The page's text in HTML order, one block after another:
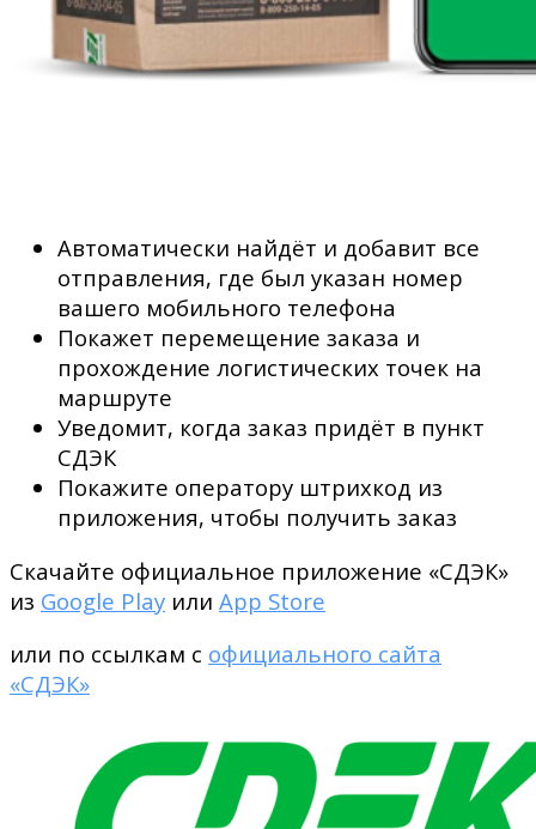
Автоматически найдёт и добавит все
отправления, где был указан номер
вашего мобильного телефона
Покажет перемещение заказа и
прохождение логистических точек на
маршруте
Уведомит, когда заказ придёт в пункт
СДЭК
Покажите оператору штрихкод из
приложения, чтобы получить заказ
Скачайте официальное приложение «СДЭК»
из Google Play или App Store
или по ссылкам с официального сайта
«СДЭК»